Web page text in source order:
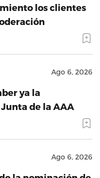
los clientes
Ago 6, 2026
ya la
de la AAA
Ago 6, 2026